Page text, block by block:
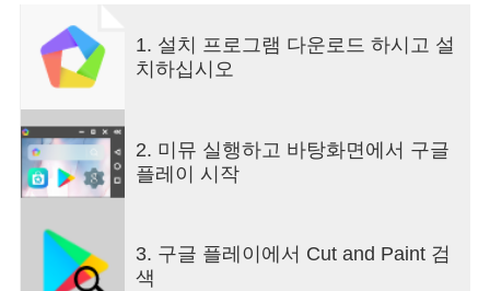
1. 설치 프로그램 다운로드 하시고 설
치하십시오
2. 미뮤 실행하고 바탕화면에서 구글
플레이 시작
3. 구글 플레이에서 Cut and Paint 검
색